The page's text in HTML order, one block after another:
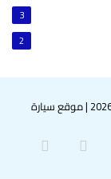
3
2
|موقع سيارة
انستقرام سناب